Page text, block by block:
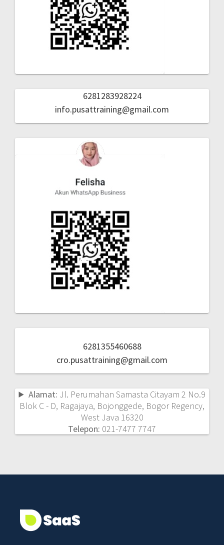
6281283928224
info.pusattraining@gmail.com
6281355460688
cro.pusattraining@gmail.com
Alamat: Jl. Perumahan Samasta Citayam 2 No.9
Blok C - D, Ragajaya, Bojonggede, Bogor Regency,
West Java 16320
Telepon: 021-7477 7747